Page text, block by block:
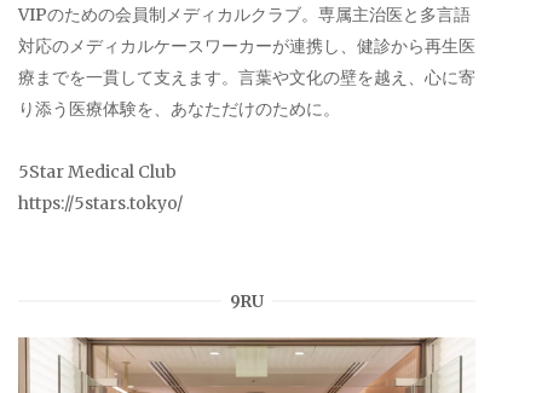
VIPのための会員制メディカルクラブ。専属主治医と多言語
対応のメディカルケースワーカーが連携し、健診から再生医
療までを一貫して支えます。言葉や文化の壁を越え、心に寄
り添う医療体験を、あなただけのために。
5Star Medical Club
https://5stars.tokyo/
9RU